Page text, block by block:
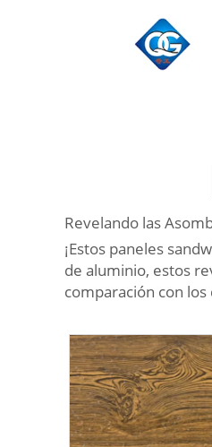
Revelando las
¡Estos paneles
de aluminio, estos
comparación con